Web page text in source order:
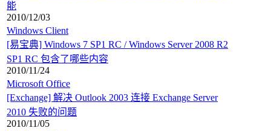
能
2010/12/03
Windows Client
[易宝典] Windows 7 SP1 RC / Windows Server 2008 R2
SP1 RC 包含了哪些内容
2010/11/24
Microsoft Office
[Exchange] 解决 Outlook 2003 连接 Exchange Server
2010 失败的问题
2010/11/05